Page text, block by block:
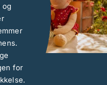
og
for